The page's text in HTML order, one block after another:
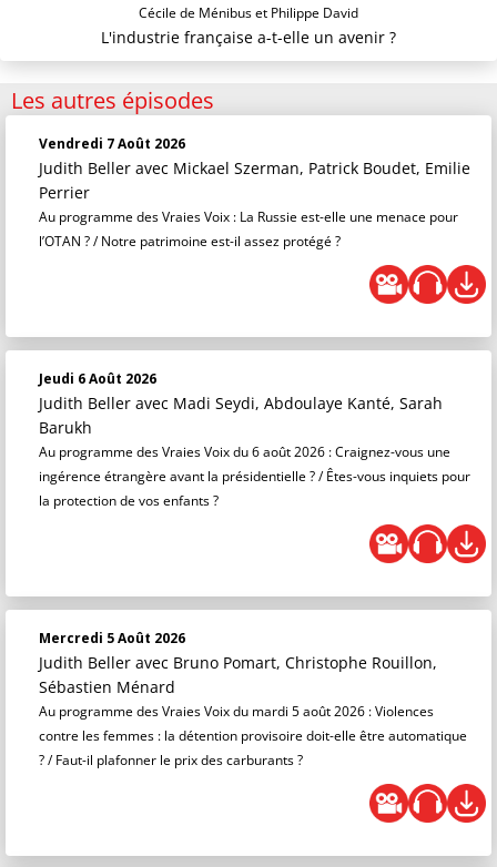
Cécile de Ménibus et Philippe David
L'industrie française a-t-elle un avenir ?
Les autres épisodes
Vendredi 7 Août 2026
Judith Beller avec Mickael Szerman, Patrick Boudet, Emilie
Perrier
Au programme des Vraies Voix : La Russie est-elle une menace pour
l’OTAN ? / Notre patrimoine est-il assez protégé ?
Jeudi 6 Août 2026
Judith Beller avec Madi Seydi, Abdoulaye Kanté, Sarah
Barukh
Au programme des Vraies Voix du 6 août 2026 : Craignez-vous une
ingérence étrangère avant la présidentielle ? / Êtes-vous inquiets pour
la protection de vos enfants ?
Mercredi 5 Août 2026
Judith Beller avec Bruno Pomart, Christophe Rouillon,
Sébastien Ménard
Au programme des Vraies Voix du mardi 5 août 2026 : Violences
contre les femmes : la détention provisoire doit-elle être automatique
? / Faut-il plafonner le prix des carburants ?